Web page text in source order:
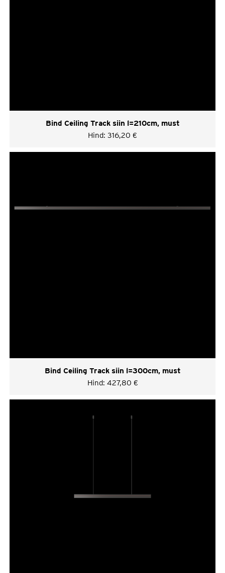
Bind Ceiling Track siin l=210cm, must
Hind: 316,20 €
Bind Ceiling Track siin l=300cm, must
Hind: 427,80 €